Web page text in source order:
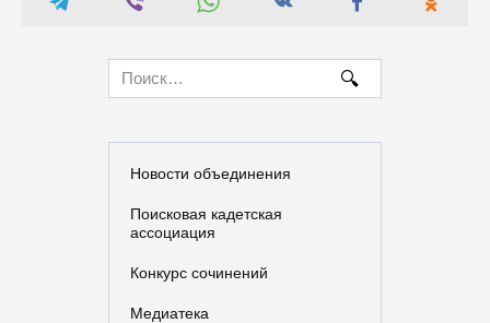
Search
for:
Новости объединения
Поисковая кадетская
ассоциация
Конкурс сочинений
Медиатека